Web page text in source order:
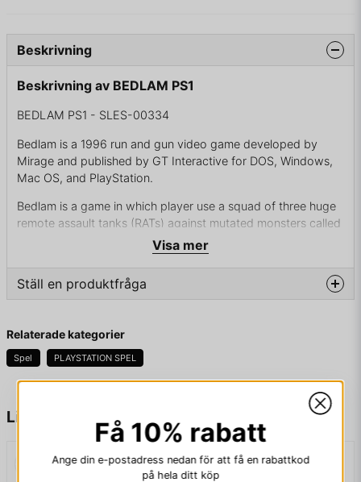
Liknande produkter
Beskrivning
Beskrivning av BEDLAM PS1
BEDLAM PS1 - SLES-00334
Bedlam is a 1996 run and gun video game developed by
Mirage and published by GT Interactive for DOS, Windows,
Mac OS, and PlayStation.
Bedlam is a game in which player use a squad of three huge
remote assault tanks (RATs) against mutated monsters called
KOMPLETT I BOX
Visa mer
Ställ en produktfråga
Fråga oss något om denna produkten...
Relaterade kategorier
Spel PLAYSTATION SPEL
Få 10% rabatt
Ange din e-postadress nedan för att få en rabattkod
på hela ditt köp